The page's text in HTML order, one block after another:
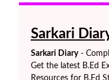
Sarkari
Sarkari Diary-
Get the latest B.Ed
Resources for B.Ed